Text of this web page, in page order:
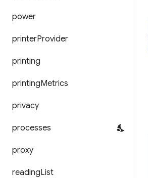
power
printerProvider
printing
printingMetrics
privacy
processes
proxy
readingList